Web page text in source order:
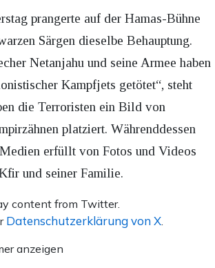
prangerte auf der Hamas-Bühne
Särgen dieselbe Behauptung.
Netanjahu und seine Armee haben
Kampfjets getötet“, steht
die Terroristen ein Bild von
platziert. Währenddessen
erfüllt von Fotos und Videos
und seiner Familie.
content from Twitter.
Datenschutzerklärung von X.
anzeigen